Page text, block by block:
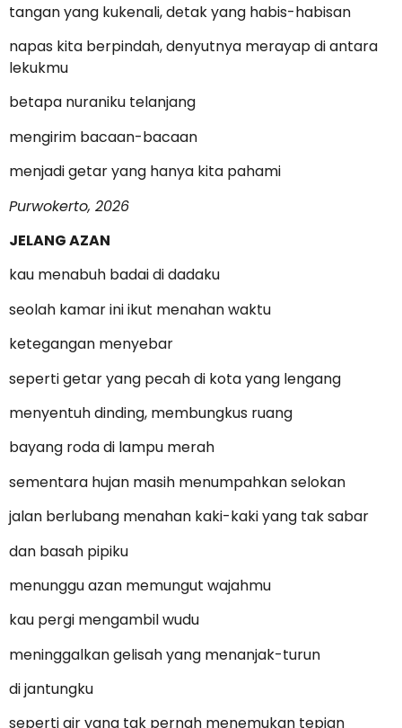
tangan yang kukenali, detak yang habis-habisan
napas kita berpindah, denyutnya merayap di antara
lekukmu
betapa nuraniku telanjang
mengirim bacaan-bacaan
menjadi getar yang hanya kita pahami
Purwokerto, 2026
JELANG AZAN
kau menabuh badai di dadaku
seolah kamar ini ikut menahan waktu
ketegangan menyebar
seperti getar yang pecah di kota yang lengang
menyentuh dinding, membungkus ruang
bayang roda di lampu merah
sementara hujan masih menumpahkan selokan
jalan berlubang menahan kaki-kaki yang tak sabar
dan basah pipiku
menunggu azan memungut wajahmu
kau pergi mengambil wudu
meninggalkan gelisah yang menanjak-turun
di jantungku
seperti air yang tak pernah menemukan tepian